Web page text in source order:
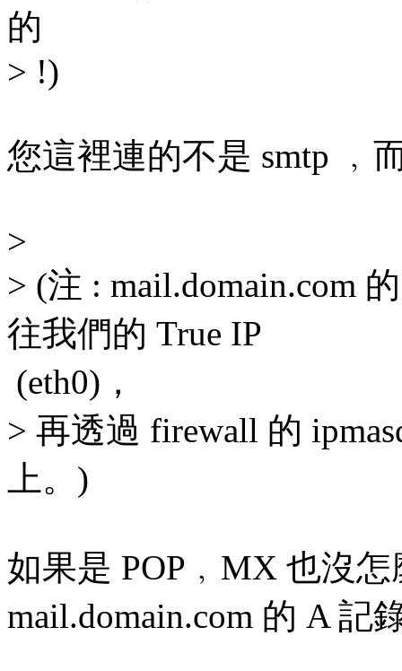
的
> !)
您這裡連的不是 smtp ﹐
>
> (注 : mail.domain.com
往我們的 True IP
(eth0)，
> 再透過 firewall 的
上。)
如果是 POP﹐MX 也沒
mail.domain.com 的 A 記